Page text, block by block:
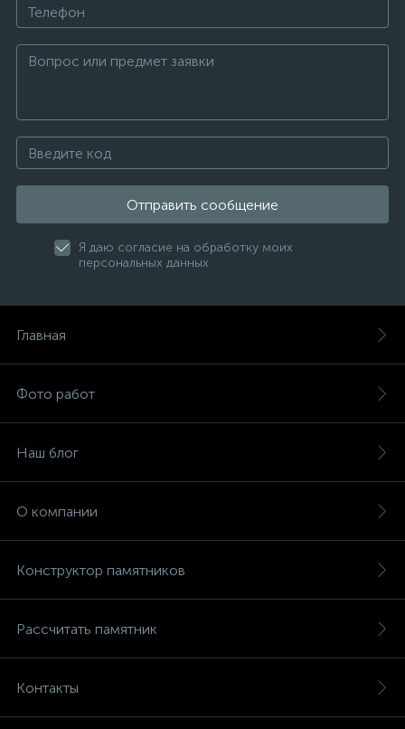
Отправить сообщение
Я даю согласие на обработку моих
персональных данных
Главная
Фото работ
Наш блог
О компании
Конструктор памятников
Рассчитать памятник
Контакты